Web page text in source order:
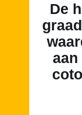
De
aan